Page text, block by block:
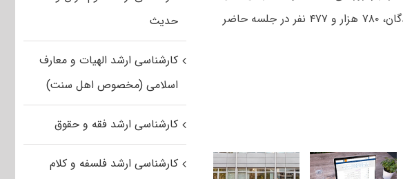
گذشته در ۱۱۳ حوزه امتحانی برگزار شد که از تعداد ثبت‌نام کنندگان، ۷۸۰ هزار و ۴۷۷ نفر در جلسه حاضر
حدیث
کارشناسی ارشد الهیات و معارف
اسلامی (مخصوص اهل سنت)
کارشناسی ارشد فقه و حقوق
کارشناسی ارشد فلسفه و کلام